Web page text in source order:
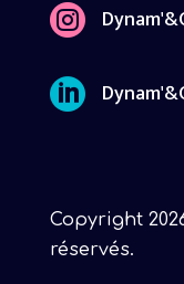


Copyright
réservés.